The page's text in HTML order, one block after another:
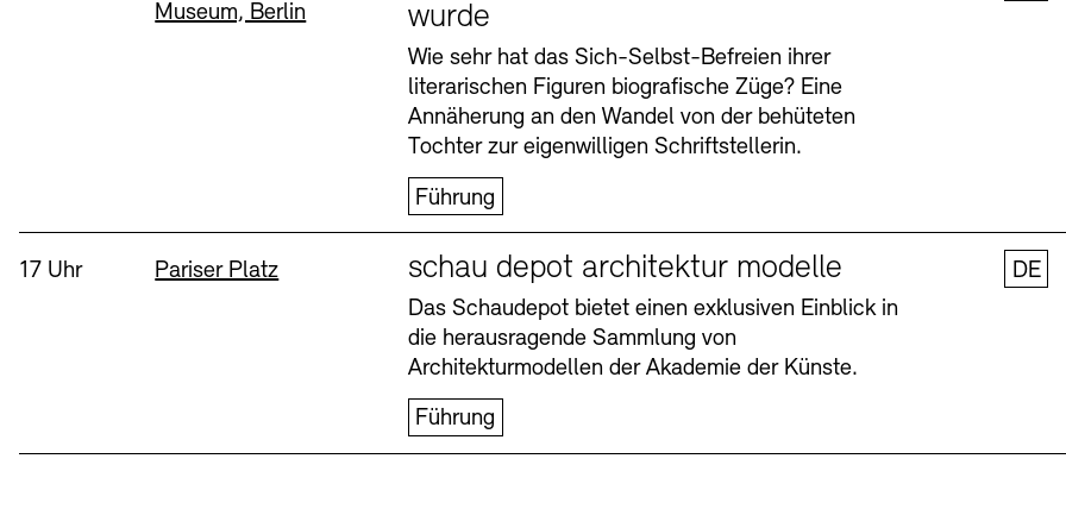
Museum, Berlin
wurde
Wie sehr hat das Sich-Selbst-Befreien ihrer
literarischen Figuren biografische Züge? Eine
Annäherung an den Wandel von der behüteten
Tochter zur eigenwilligen Schriftstellerin.
Führung
Uhrzeit:
17 Uhr Standort
Pariser Platz schau depot architektur modelle
Das Schaudepot bietet einen exklusiven Einblick in
die herausragende Sammlung von
Architekturmodellen der Akademie der Künste.
Führung
DE